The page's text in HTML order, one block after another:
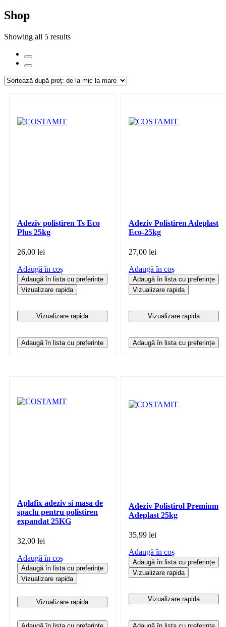
Shop
Showing all 5 results
Adeziv polistiren Ts Eco
Plus 25kg
26,00 lei
Adaugă în coș
Adaugă în lista cu preferințe
Vizualizare rapida
Vizualizare rapida
Adaugă în lista cu preferințe
Adeziv Polistiren Adeplast
Eco-25kg
27,00 lei
Adaugă în coș
Adaugă în lista cu preferințe
Vizualizare rapida
Vizualizare rapida
Adaugă în lista cu preferințe
Aplafix adeziv si masa de
spaclu pentru polistiren
expandat 25KG
32,00 lei
Adaugă în coș
Adaugă în lista cu preferințe
Vizualizare rapida
Vizualizare rapida
Adeziv Polistirol Premium
Adeplast 25kg
35,99 lei
Adaugă în coș
Adaugă în lista cu preferințe
Vizualizare rapida
Vizualizare rapida